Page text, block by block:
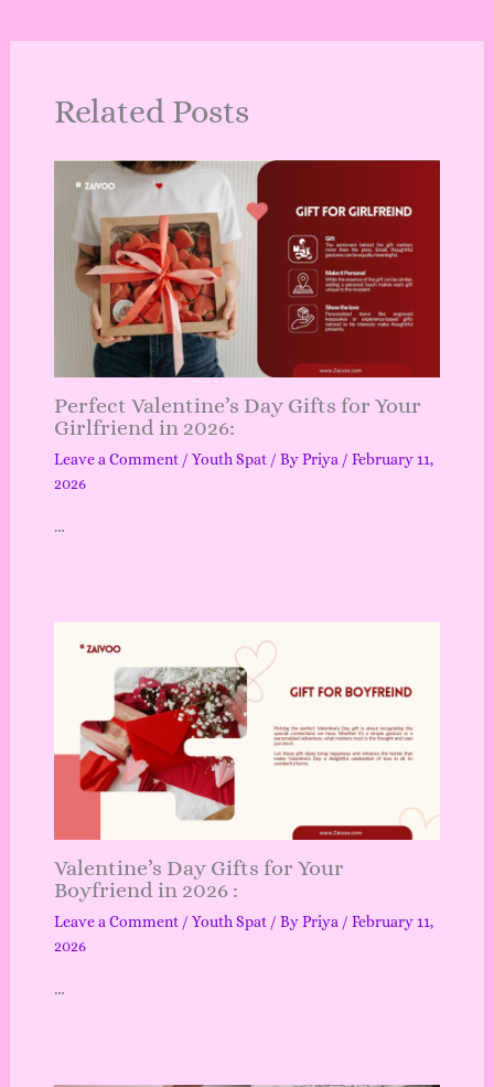
Related Posts
Perfect Valentine’s Day Gifts for Your
Girlfriend in 2026:
Leave a Comment / Youth Spat/ ByPriya / February 11,
2026
…
Valentine’s Day Gifts for Your
Boyfriend in 2026 :
Leave a Comment / Youth Spat/ ByPriya / February 11,
2026
…